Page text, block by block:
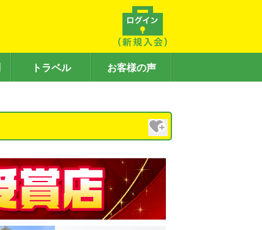
トラベル お客様の声